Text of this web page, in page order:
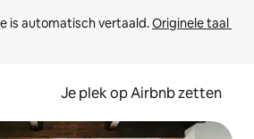
is automatisch vertaald. Originele taal
Je plek op Airbnb zetten